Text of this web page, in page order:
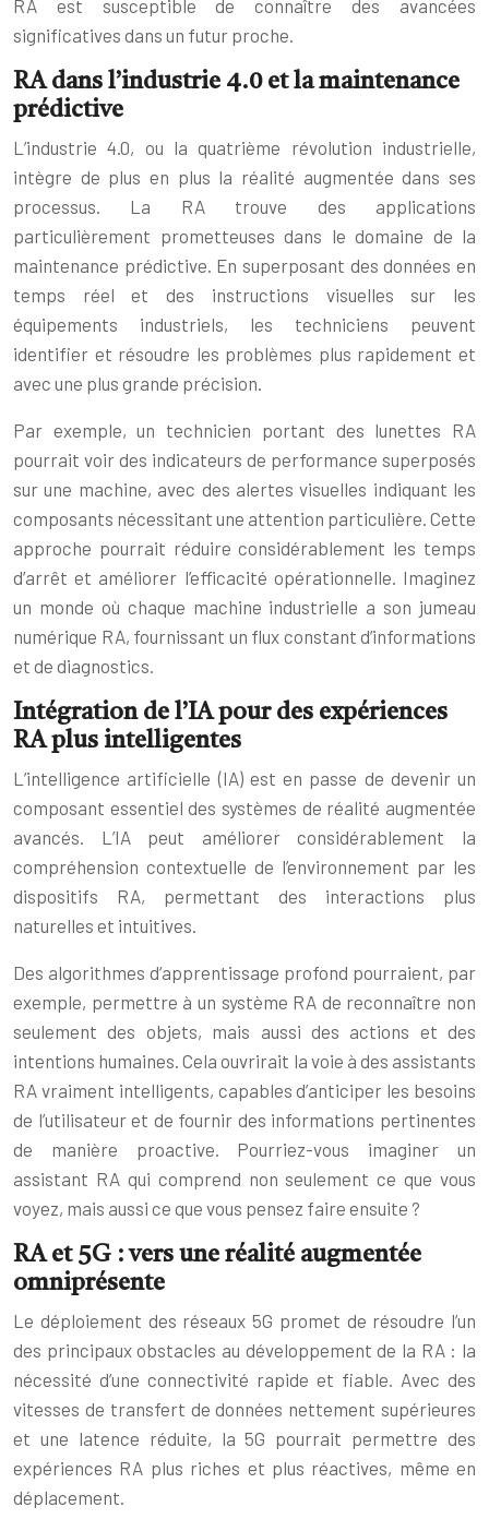
RA est susceptible de connaître des avancées
significatives dans un futur proche.
RA dans l’industrie 4.0 et la maintenance
prédictive
L’industrie 4.0, ou la quatrième révolution industrielle,
intègre de plus en plus la réalité augmentée dans ses
processus. La RA trouve des applications
particulièrement prometteuses dans le domaine de la
maintenance prédictive. En superposant des données en
temps réel et des instructions visuelles sur les
équipements industriels, les techniciens peuvent
identifier et résoudre les problèmes plus rapidement et
avec une plus grande précision.
Par exemple, un technicien portant des lunettes RA
pourrait voir des indicateurs de performance superposés
sur une machine, avec des alertes visuelles indiquant les
composants nécessitant une attention particulière. Cette
approche pourrait réduire considérablement les temps
d’arrêt et améliorer l’efficacité opérationnelle. Imaginez
un monde où chaque machine industrielle a son jumeau
numérique RA, fournissant un flux constant d’informations
et de diagnostics.
Intégration de l’IA pour des expériences
RA plus intelligentes
L’intelligence artificielle (IA) est en passe de devenir un
composant essentiel des systèmes de réalité augmentée
avancés. L’IA peut améliorer considérablement la
compréhension contextuelle de l’environnement par les
dispositifs RA, permettant des interactions plus
naturelles et intuitives.
Des algorithmes d’apprentissage profond pourraient, par
exemple, permettre à un système RA de reconnaître non
seulement des objets, mais aussi des actions et des
intentions humaines. Cela ouvrirait la voie à des assistants
RA vraiment intelligents, capables d’anticiper les besoins
de l’utilisateur et de fournir des informations pertinentes
de manière proactive. Pourriez-vous imaginer un
assistant RA qui comprend non seulement ce que vous
voyez, mais aussi ce que vous pensez faire ensuite ?
RA et 5G : vers une réalité augmentée
omniprésente
Le déploiement des réseaux 5G promet de résoudre l’un
des principaux obstacles au développement de la RA : la
nécessité d’une connectivité rapide et fiable. Avec des
vitesses de transfert de données nettement supérieures
et une latence réduite, la 5G pourrait permettre des
expériences RA plus riches et plus réactives, même en
déplacement.